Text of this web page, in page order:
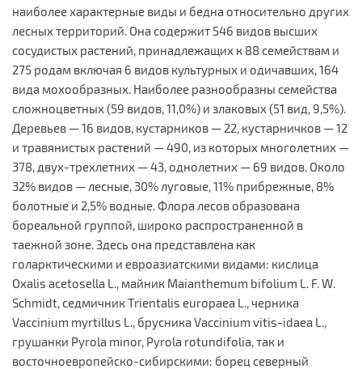
наиболее характерные виды и бедна относительно других
лесных территорий. Она содержит 546 видов высших
сосудистых растений, принадлежащих к 88 семействам и
275 родам включая 6 видов культурных и одичавших, 164
вида мохообразных. Наиболее разнообразны семейства
сложноцветных (59 видов, 11,0%) и злаковых (51 вид, 9,5%).
Деревьев — 16 видов, кустарников — 22, кустарничков — 12
и травянистых растений — 490, из которых многолетних —
378, двух-трехлетних — 43, однолетних — 69 видов. Около
32% видов — лесные, 30% луговые, 11% прибрежные, 8%
болотные и 2,5% водные. Флора лесов образована
бореальной группой, широко распространенной в
таежной зоне. Здесь она представлена как
голарктическими и евроазиатскими видами: кислица
Oxalis acetosella L., майник Maianthemum bifolium L. F. W.
Schmidt, седмичник Trientalis europaea L., черника
Vaccinium myrtillus L., брусника Vaccinium vitis-idaeа L.,
грушанки Pyrola minor, Pyrola rotundifolia, так и
восточноевропейско-сибирскими: борец северный